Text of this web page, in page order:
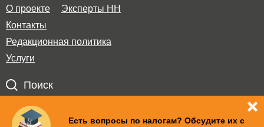
О проекте
Эксперты НН
Контакты
Редакционная политика
Услуги
Поиск
Правила использования материалов и авторские права
Есть вопросы по налогам? Обсудите их с